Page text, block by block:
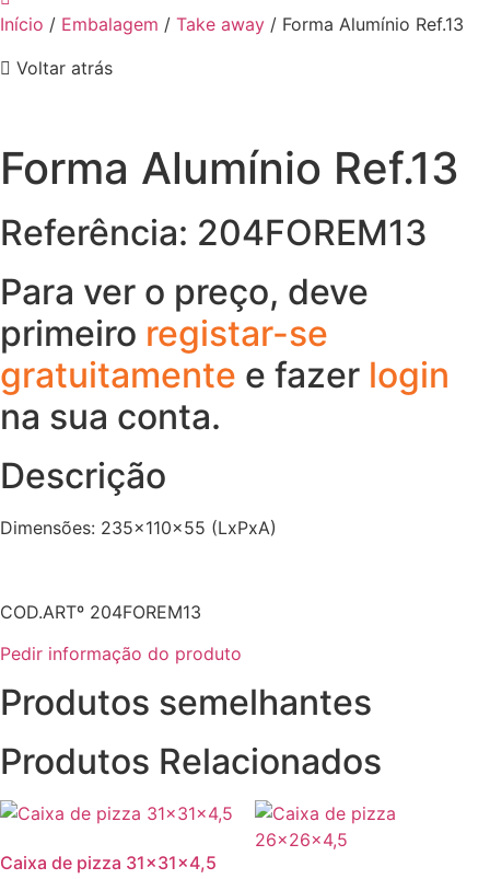
Início / Embalagem / Take away / Forma Alumínio Ref.13
Voltar atrás
Forma Alumínio Ref.13
Referência: 204FOREM13
Para ver o preço, deve
primeiro registar-se
gratuitamente e fazer login
na sua conta.
Descrição
Dimensões: 235x110x55 (LxPxA)
COD.ARTº 204FOREM13
Pedir informação do produto
Produtos semelhantes
Produtos Relacionados
Caixa de pizza 31x31x4,5